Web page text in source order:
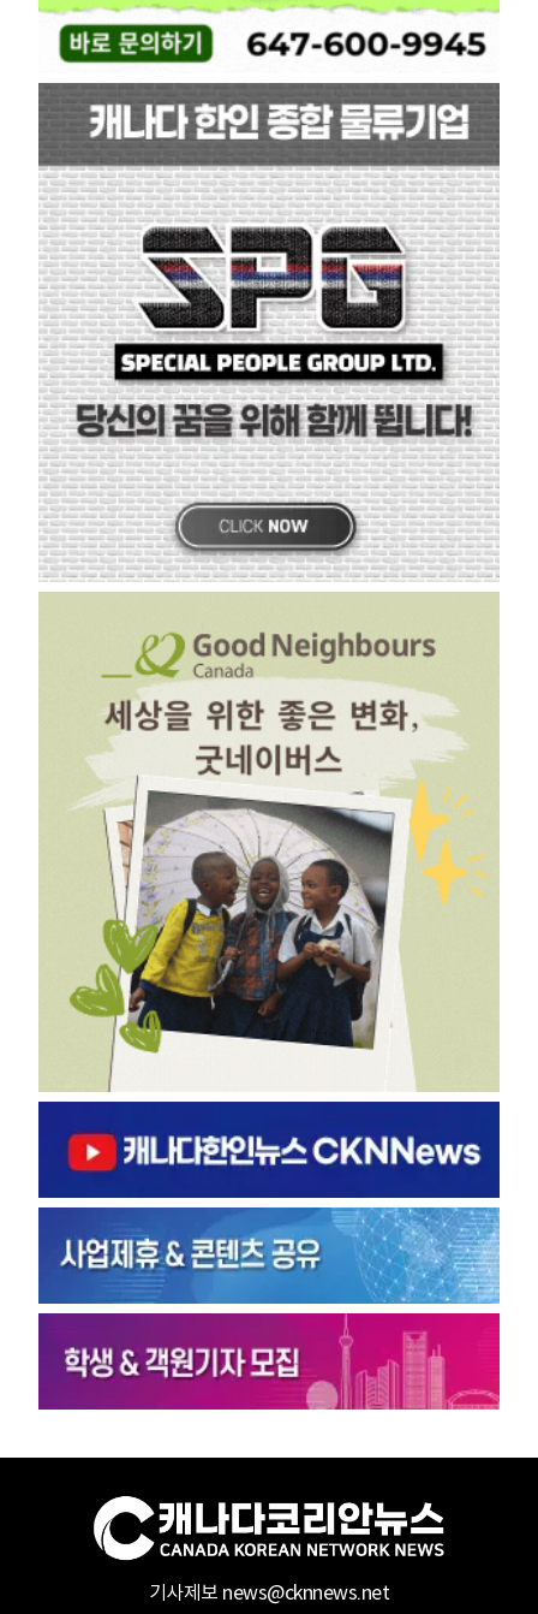
기사제보 news@cknnews.net